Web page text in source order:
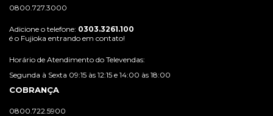
0800.727.3000
Adicione o telefone: 0303.3261.100
é o Fujioka entrando em contato!
Horário de Atendimento do Televendas:
Segunda à Sexta 09:15 às 12:15 e 14:00 às 18:00
COBRANÇA
0800.722.5900